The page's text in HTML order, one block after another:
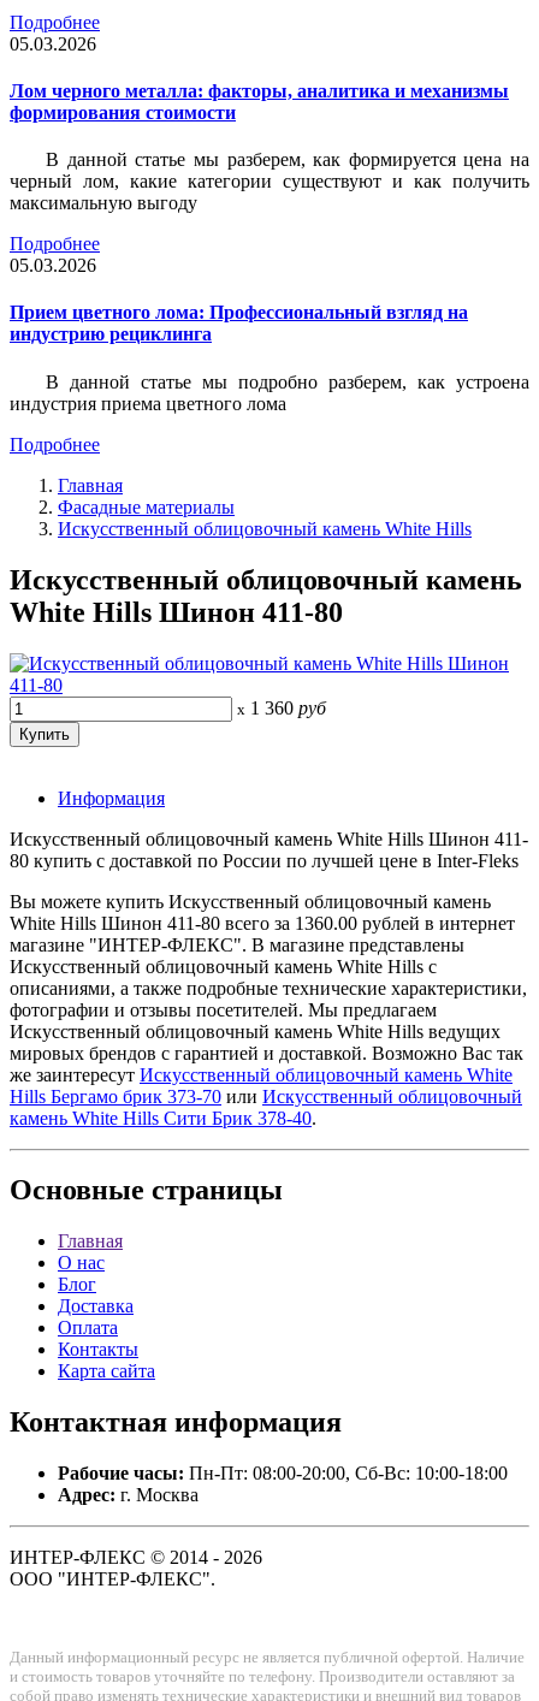
Подробнее
05.03.2026
Лом черного металла: факторы, аналитика и механизмы
формирования стоимости
В данной статье мы разберем, как формируется цена на
черный лом, какие категории существуют и как получить
максимальную выгоду
Подробнее
05.03.2026
Прием цветного лома: Профессиональный взгляд на
индустрию рециклинга
В данной статье мы подробно разберем, как устроена
индустрия приема цветного лома
Подробнее
Главная
Фасадные материалы
Искусственный облицовочный камень White Hills
Искусственный облицовочный камень
White Hills Шинон 411-80
x 1 360 руб
Информация
Искусственный облицовочный камень White Hills Шинон 411-
80 купить с доставкой по России по лучшей цене в Inter-Fleks
Вы можете купить Искусственный облицовочный камень
White Hills Шинон 411-80 всего за 1360.00 рублей в интернет
магазине "ИНТЕР-ФЛЕКС". В магазине представлены
Искусственный облицовочный камень White Hills с
описаниями, а также подробные технические характеристики,
фотографии и отзывы посетителей. Мы предлагаем
Искусственный облицовочный камень White Hills ведущих
мировых брендов с гарантией и доставкой. Возможно Вас так
же заинтересут Искусственный облицовочный камень White
Hills Бергамо брик 373-70 или Искусственный облицовочный
камень White Hills Сити Брик 378-40.
Основные страницы
Главная
О нас
Блог
Доставка
Оплата
Контакты
Карта сайта
Контактная информация
Рабочие часы: Пн-Пт: 08:00-20:00, Сб-Вс: 10:00-18:00
Адрес: г. Москва
ИНТЕР-ФЛЕКС © 2014 - 2026
ООО "ИНТЕР-ФЛЕКС".
Данный информационный ресурс не является публичной офертой. Наличие
и стоимость товаров уточняйте по телефону. Производители оставляют за
собой право изменять технические характеристики и внешний вид товаров